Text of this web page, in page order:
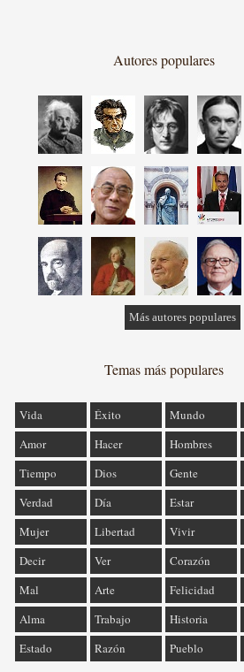
Autores populares
Más autores populares
Temas más populares
Vida Éxito Mundo
Amor
Hacer Hombres
Tiempo
Dios Gente
Verdad
Día Estar
Mujer
Libertad Vivir
Decir
Ver Corazón
Mal
Arte Felicidad
Alma
Trabajo Historia
Estado
Razón Pueblo